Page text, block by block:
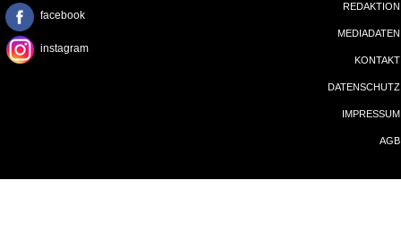
facebook
instagram
REDAKTION
MEDIADATEN
KONTAKT
DATENSCHUTZ
IMPRESSUM
AGB